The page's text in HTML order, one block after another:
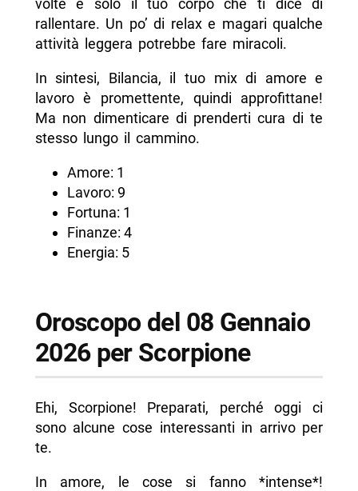
volte è solo il tuo corpo che ti dice di
rallentare. Un po’ di relax e magari qualche
attività leggera potrebbe fare miracoli.
In sintesi, Bilancia, il tuo mix di amore e
lavoro è promettente, quindi approfittane!
Ma non dimenticare di prenderti cura di te
stesso lungo il cammino.
Amore: 1
Lavoro: 9
Fortuna: 1
Finanze: 4
Energia: 5
Oroscopo del 08 Gennaio
2026 per Scorpione
Ehi, Scorpione! Preparati, perché oggi ci
sono alcune cose interessanti in arrivo per
te.
In amore, le cose si fanno *intense*!